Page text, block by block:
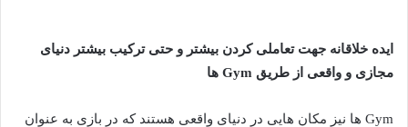
ایده خلاقانه جهت تعاملی کردن بیشتر و حتی ترکیب بیشتر دنیای
مجازی و واقعی از طریق Gym ها
Gym ها نیز مکان هایی در دنیای واقعی هستند که در بازی به عنوان